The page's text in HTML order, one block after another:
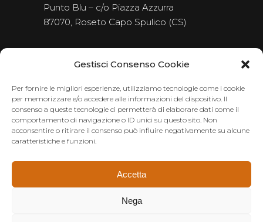
Gestisci Consenso Cookie
Per fornire le migliori esperienze, utilizziamo tecnologie come i cookie
per memorizzare e/o accedere alle informazioni del dispositivo. Il
consenso a queste tecnologie ci permetterà di elaborare dati come il
comportamento di navigazione o ID unici su questo sito. Non
acconsentire o ritirare il consenso può influire negativamente su alcune
caratteristiche e funzioni.
Accetta
Nega
Punto Blu – c/o Piazza Azzurra
87070, Roseto Capo Spulico (CS)
Seguici sui Social